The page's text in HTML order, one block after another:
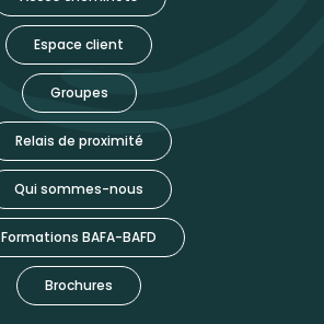
Espace client
Groupes
Relais de proximité
Qui sommes-nous
Formations BAFA-BAFD
Brochures